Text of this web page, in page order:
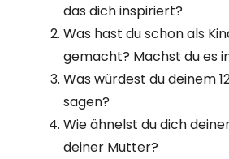
das dich inspiriert?
Was hast du schon als
gemacht? Machst du es
Was würdest du deinem
sagen?
Wie ähnelst du dich
deiner Mutter?